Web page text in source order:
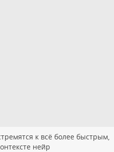
к всё более быстрым,
нейр